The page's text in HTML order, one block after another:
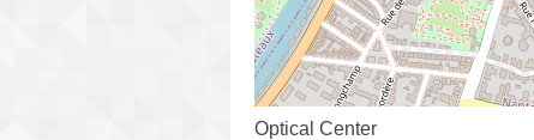
Optical Center